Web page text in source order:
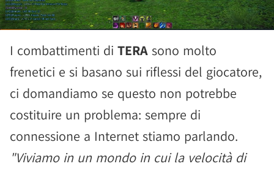
I combattimenti di TERA sono molto
frenetici e si basano sui riflessi del giocatore,
ci domandiamo se questo non potrebbe
costituire un problema: sempre di
connessione a Internet stiamo parlando.
"Viviamo in un mondo in cui la velocità di